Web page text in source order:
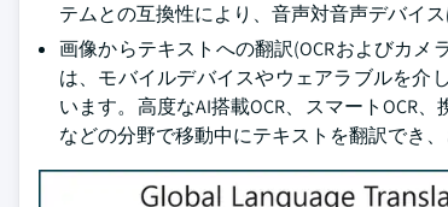
テムとの互換性により、音声対音声デバイ
画像からテキストへの翻訳(OCRおよびカメ
は、モバイルデバイスやウェアラブルを介
います。高度なAI搭載OCR、スマートOCR
などの分野で移動中にテキストを翻訳でき